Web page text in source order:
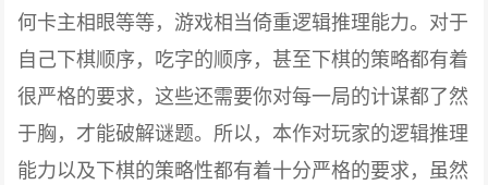
何卡主相眼等等，游戏相当倚重逻辑推理能力。对于
自己下棋顺序，吃字的顺序，甚至下棋的策略都有着
很严格的要求，这些还需要你对每一局的计谋都了然
于胸，才能破解谜题。所以，本作对玩家的逻辑推理
能力以及下棋的策略性都有着十分严格的要求，虽然